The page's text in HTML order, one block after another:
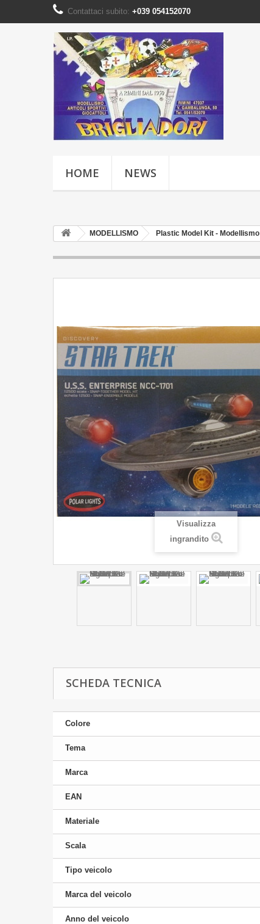
Contattaci subito: +039 054152070
HOME NEWS
MODELLISMO Plastic Model Kit - Modellismo
Visualizza
ingrandito
SCHEDA TECNICA
Colore
Tema
Marca
EAN
Materiale
Scala
Tipo veicolo
Marca del veicolo
Anno del veicolo